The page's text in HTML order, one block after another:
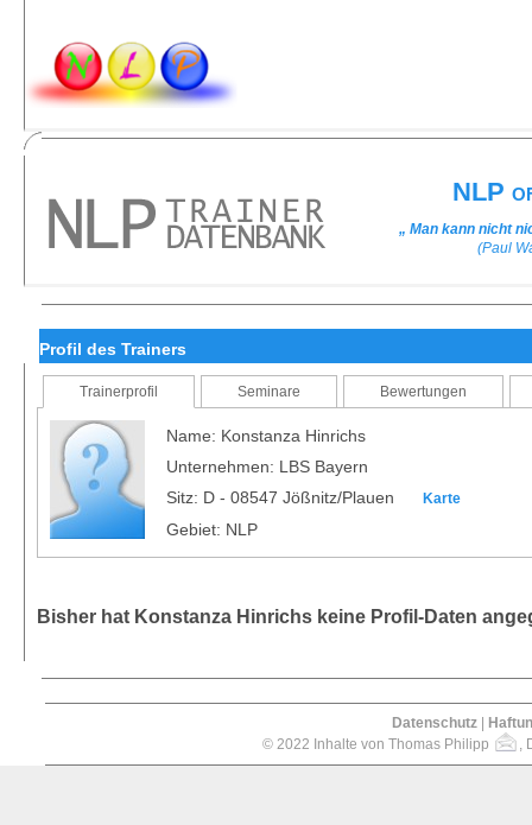
NLP
„ Man kann nicht
(Paul
Profil des Trainers
Trainerprofil Seminare Bewertungen
Name: Konstanza Hinrichs
Unternehmen: LBS Bayern
Sitz: D - 08547 Jößnitz/Plauen
Karte
Gebiet: NLP
Bisher hat Konstanza Hinrichs keine Profil-Daten
Datenschutz |
© 2022 Inhalte von Thomas Philipp
,